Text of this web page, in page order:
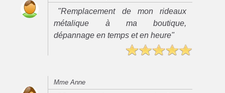
"Remplacement de mon rideaux
métalique à ma boutique,
dépannage en temps et en heure"
Mme Anne